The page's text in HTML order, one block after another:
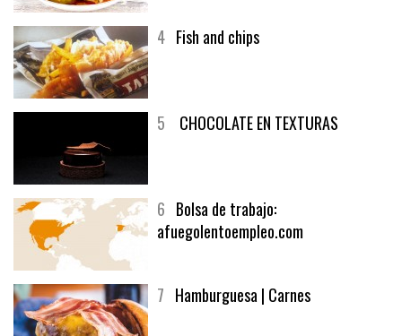
4 Fish and chips
5 CHOCOLATE EN TEXTURAS
6 Bolsa de trabajo:
afuegolentoempleo.com
7 Hamburguesa | Carnes